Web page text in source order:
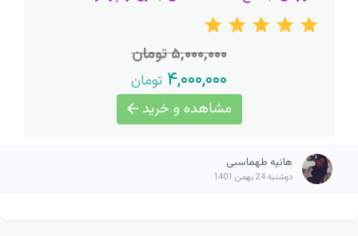
۵,۰۰۰,۰۰۰ تومان
۴,۰۰۰,۰۰۰ تومان
مشاهده و خرید
هانیه طهماسبی
دوشنبه 24 بهمن 1401